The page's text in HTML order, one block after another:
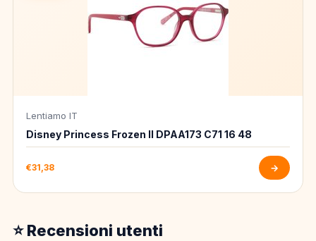
Lentiamo IT
Disney Princess Frozen II DPAA173 C71 16 48
€31,38 →
⭐ Recensioni utenti